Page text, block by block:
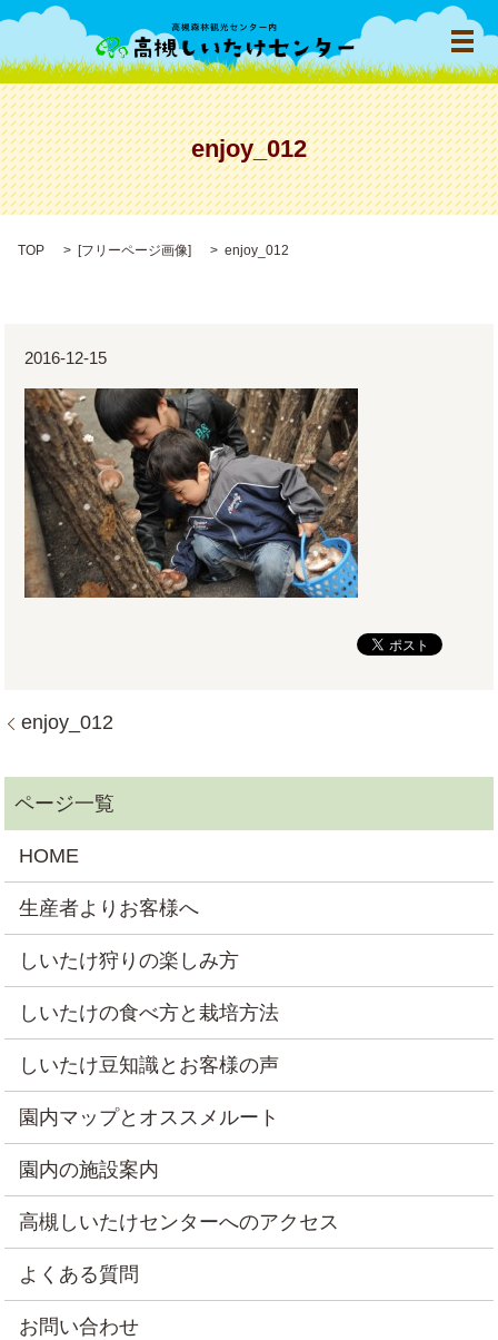
メ
enjoy_012
TOP [フリーページ画像] enjoy_012
2016-12-15
enjoy_012
HOME
生産者よりお客様へ
しいたけ狩りの楽しみ方
しいたけの食べ方と栽培方法
しいたけ豆知識とお客様の声
園内マップとオススメルート
園内の施設案内
高槻しいたけセンターへのアクセス
よくある質問
お問い合わせ